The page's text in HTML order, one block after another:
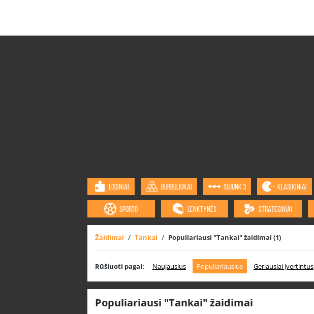
LOGINIAI BURBULIUKAI SUJUNK 3 KLASIKINIAI
SPORTO LENKTYNĖS STRATEGINIAI
Žaidimai Tankai Populiariausi "Tankai" žaidimai (1)
Rūšiuoti pagal: Naujausius Populiariausius Geriausiai įvertintus
Populiariausi "Tankai" žaidimai